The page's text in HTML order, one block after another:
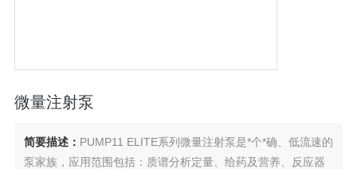
微量注射泵
简要描述： PUMP11 ELITE系列微量注射泵是*个*确、低流速的
泵家族，应用范围包括：质谱分析定量、给药及营养、反应器